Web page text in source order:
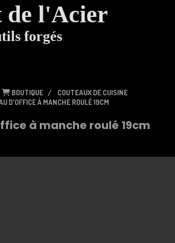
de l'Acier
forgés
BOUTIQUE
COUTEAUX DE CUISINE
D'OFFICE À MANCHE ROULÉ 19CM
à manche roulé 19cm